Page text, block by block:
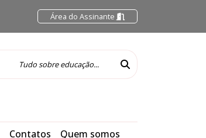
Área do Assinante
Contatos Quem somos